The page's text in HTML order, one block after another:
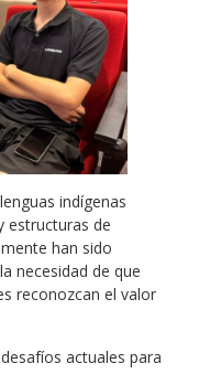
indígenas
estructuras de
han sido
necesidad de que
reconozcan el valor
actuales para